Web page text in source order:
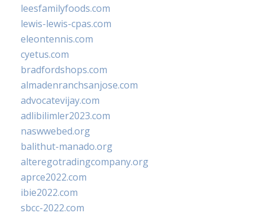
leesfamilyfoods.com
lewis-lewis-cpas.com
eleontennis.com
cyetus.com
bradfordshops.com
almadenranchsanjose.com
advocatevijay.com
adlibilimler2023.com
naswwebed.org
balithut-manado.org
alteregotradingcompany.org
aprce2022.com
ibie2022.com
sbcc-2022.com